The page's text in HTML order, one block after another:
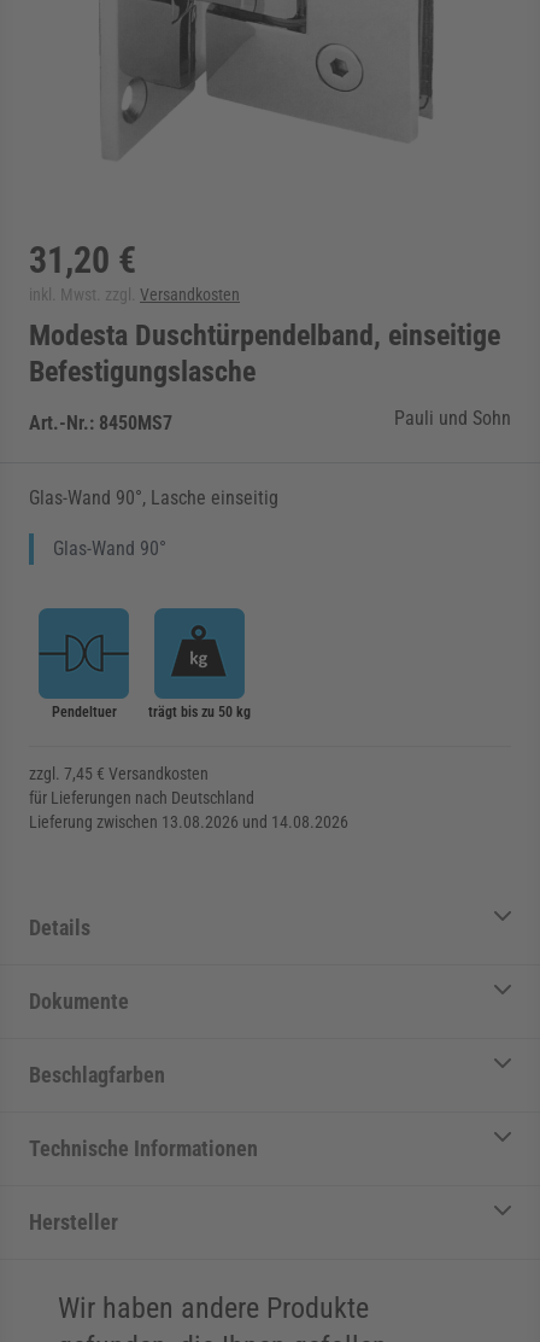
für Kategorie Zargen anzeigen
für Kategorie Aussenverglasung
31,20 €
inkl. Mwst. zzgl. Versandkosten
Modesta Duschtürpendelband, einseitige
Befestigungslasche
Art.-Nr.: 8450MS7 Pauli und Sohn
Glas-Wand 90°, Lasche einseitig
Glas-Wand 90°
Pendeltuer trägt bis zu 50 kg
zzgl. 7,45 € Versandkosten
für Lieferungen nach Deutschland
Lieferung zwischen 13.08.2026 und 14.08.2026
Details
Dokumente
Beschlagfarben
Technische Informationen
Hersteller
Wir haben andere Produkte